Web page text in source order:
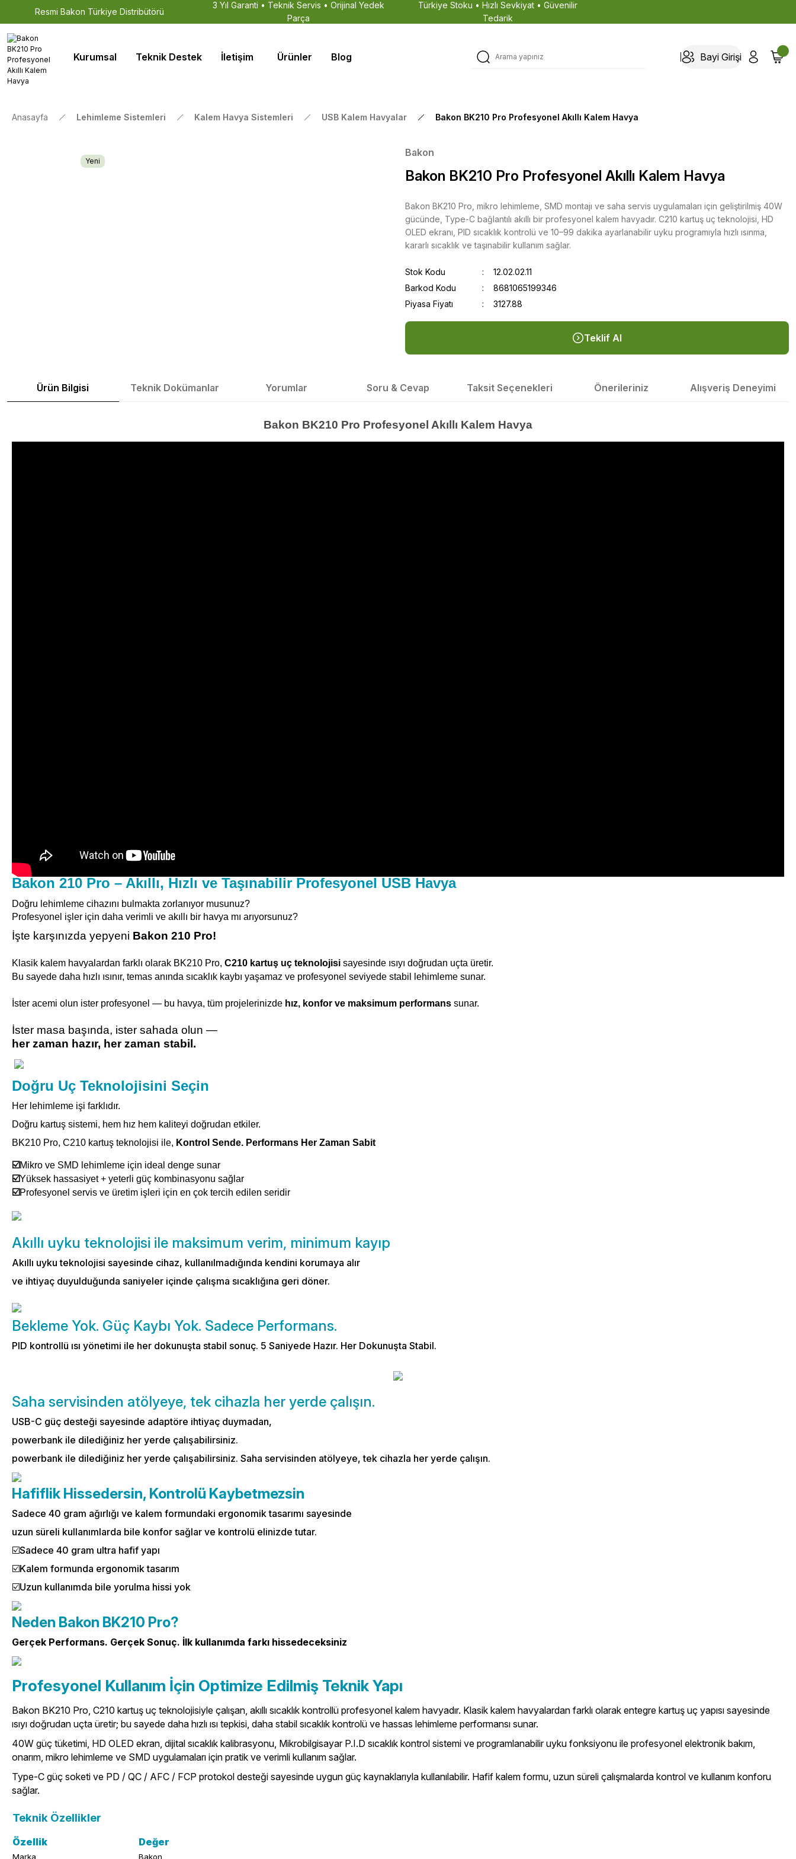
Resmi Bakon Türkiye Distribütörü
3 Yıl Garanti • Teknik Servis • Orijinal Yedek
Parça
Türkiye Stoku • Hızlı Sevkiyat • Güvenilir
Tedarik
Kurumsal Teknik Destek İletişim Ürünler Blog Bayi Girişi
Anasayfa Lehimleme Sistemleri Kalem Havya Sistemleri USB Kalem Havyalar Bakon BK210 Pro Profesyonel Akıllı Kalem Havya
Yeni
Bakon
Bakon BK210 Pro Profesyonel Akıllı Kalem Havya
Bakon BK210 Pro, mikro lehimleme, SMD montajı ve saha servis uygulamaları için geliştirilmiş 40W
gücünde, Type-C bağlantılı akıllı bir profesyonel kalem havyadır. C210 kartuş uç teknolojisi, HD
OLED ekranı, PID sıcaklık kontrolü ve 10–99 dakika ayarlanabilir uyku programıyla hızlı ısınma,
kararlı sıcaklık ve taşınabilir kullanım sağlar.
Stok Kodu
12.02.02.11
Barkod Kodu
8681065199346
Piyasa Fiyatı
3127.88
Teklif Al
Ürün Bilgisi Teknik Dokümanlar Yorumlar Soru & Cevap Taksit Seçenekleri Önerileriniz Alışveriş Deneyimi
Bakon BK210 Pro Profesyonel Akıllı Kalem Havya
Bakon 210 Pro – Akıllı, Hızlı ve Taşınabilir Profesyonel USB Havya
Doğru lehimleme cihazını bulmakta zorlanıyor musunuz?
Profesyonel işler için daha verimli ve akıllı bir havya mı arıyorsunuz?
İşte karşınızda yepyeni Bakon 210 Pro!
Klasik kalem havyalardan farklı olarak BK210 Pro, C210 kartuş uç teknolojisi sayesinde ısıyı doğrudan uçta üretir.
Bu sayede daha hızlı ısınır, temas anında sıcaklık kaybı yaşamaz ve profesyonel seviyede stabil lehimleme sunar.
İster acemi olun ister profesyonel — bu havya, tüm projelerinizde hız, konfor ve maksimum performans sunar.
İster masa başında, ister sahada olun —
her zaman hazır, her zaman stabil.
Doğru Uç Teknolojisini Seçin
Her lehimleme işi farklıdır.
Doğru kartuş sistemi, hem hız hem kaliteyi doğrudan etkiler.
BK210 Pro, C210 kartuş teknolojisi ile, Kontrol Sende. Performans Her Zaman Sabit
☑️Mikro ve SMD lehimleme için ideal denge sunar
☑️Yüksek hassasiyet + yeterli güç kombinasyonu sağlar
☑️Profesyonel servis ve üretim işleri için en çok tercih edilen seridir
Akıllı uyku teknolojisi ile maksimum verim, minimum kayıp
Akıllı uyku teknolojisi sayesinde cihaz, kullanılmadığında kendini korumaya alır
ve ihtiyaç duyulduğunda saniyeler içinde çalışma sıcaklığına geri döner.
Bekleme Yok. Güç Kaybı Yok. Sadece Performans.
PID kontrollü ısı yönetimi ile her dokunuşta stabil sonuç. 5 Saniyede Hazır. Her Dokunuşta Stabil.
Saha servisinden atölyeye, tek cihazla her yerde çalışın.
USB-C güç desteği sayesinde adaptöre ihtiyaç duymadan,
powerbank ile dilediğiniz her yerde çalışabilirsiniz.
powerbank ile dilediğiniz her yerde çalışabilirsiniz. Saha servisinden atölyeye, tek cihazla her yerde çalışın.
Hafiflik Hissedersin, Kontrolü Kaybetmezsin
Sadece 40 gram ağırlığı ve kalem formundaki ergonomik tasarımı sayesinde
uzun süreli kullanımlarda bile konfor sağlar ve kontrolü elinizde tutar.
☑️Sadece 40 gram ultra hafif yapı
☑️Kalem formunda ergonomik tasarım
☑️Uzun kullanımda bile yorulma hissi yok
Neden Bakon BK210 Pro?
Gerçek Performans. Gerçek Sonuç. İlk kullanımda farkı hissedeceksiniz
Profesyonel Kullanım İçin Optimize Edilmiş Teknik Yapı
Bakon BK210 Pro, C210 kartuş uç teknolojisiyle çalışan, akıllı sıcaklık kontrollü profesyonel kalem havyadır. Klasik kalem havyalardan farklı olarak entegre kartuş uç yapısı sayesinde
ısıyı doğrudan uçta üretir; bu sayede daha hızlı ısı tepkisi, daha stabil sıcaklık kontrolü ve hassas lehimleme performansı sunar.
40W güç tüketimi, HD OLED ekran, dijital sıcaklık kalibrasyonu, Mikrobilgisayar P.I.D sıcaklık kontrol sistemi ve programlanabilir uyku fonksiyonu ile profesyonel elektronik bakım,
onarım, mikro lehimleme ve SMD uygulamaları için pratik ve verimli kullanım sağlar.
Type-C güç soketi ve PD / QC / AFC / FCP protokol desteği sayesinde uygun güç kaynaklarıyla kullanılabilir. Hafif kalem formu, uzun süreli çalışmalarda kontrol ve kullanım konforu
sağlar.
Teknik Özellikler
Özellik Değer
Marka
Bakon